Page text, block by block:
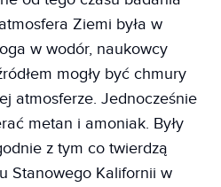
Ziemi była w
w wodór, naukowcy
mogły być chmury
atmosferze. Jednocześnie
metan i amoniak. Były
z tym co twierdzą
Stanowego Kalifornii w